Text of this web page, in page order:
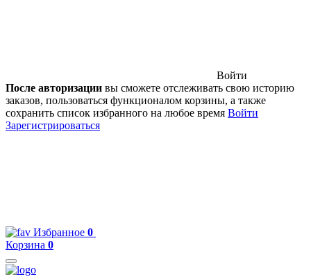
Войти
После авторизации вы сможете отслеживать свою историю
заказов, пользоваться функционалом корзины, а также
сохранить список избранного на любое время Войти
Зарегистрироваться
Избранное 0
Корзина 0